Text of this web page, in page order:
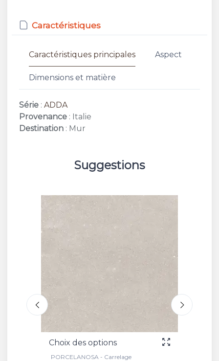
Caractéristiques
Caractéristiques principales Aspect
Dimensions et matière
Série : ADDA
Provenance : Italie
Destination : Mur
Suggestions
Choix des options
PORCELANOSA - Carrelage